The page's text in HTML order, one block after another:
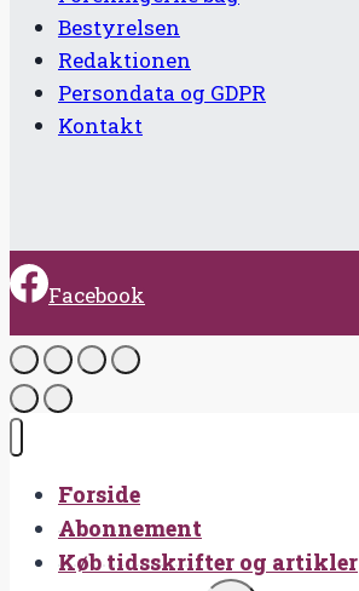
Bestyrelsen
Redaktionen
Persondata og GDPR
Kontakt
Facebook
Forside
Abonnement
Køb tidsskrifter og artikler